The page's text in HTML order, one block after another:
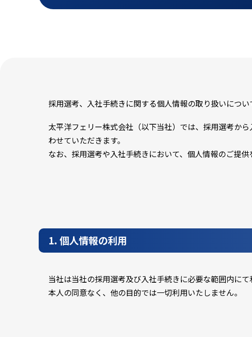
採用選考、入社手続きに関する個人情報の取り扱いについ
太平洋フェリー株式会社（以下当社）では、採用選考か
わせていただきます。
なお、採用選考や入社手続きにおいて、個人情報のご提
1. 個人情報の利用
当社は当社の採用選考及び入社手続きに必要な範囲内にて
本人の同意なく、他の目的では一切利用いたしません。